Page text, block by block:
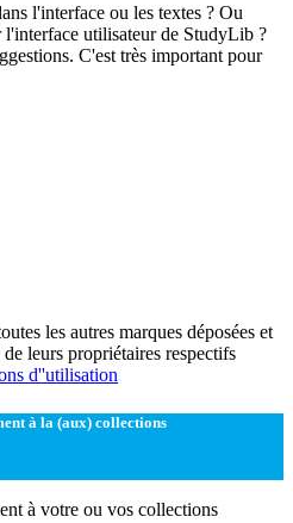
l'interface ou les textes ? Ou
l'interface utilisateur de StudyLib ?
C'est très important pour
les autres marques déposées et
leurs propriétaires respectifs
d''utilisation
à la (aux) collections
à votre ou vos collections